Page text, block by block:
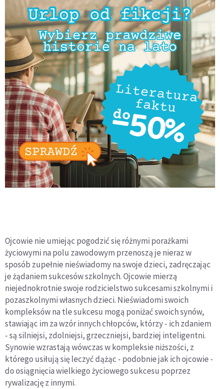
Ojcowie nie umiejąc pogodzić się różnymi porażkami
życiowymi na polu zawodowym przenoszą je nieraz w
sposób zupełnie nieświadomy na swoje dzieci, zadręczając
je żądaniem sukcesów szkolnych. Ojcowie mierzą
niejednokrotnie swoje rodzicielstwo sukcesami szkolnymi i
pozaszkolnymi własnych dzieci. Nieświadomi swoich
kompleksów na tle sukcesu mogą poniżać swoich synów,
stawiając im za wzór innych chłopców, którzy - ich zdaniem
- są silniejsi, zdolniejsi, grzeczniejsi, bardziej inteligentni.
Synowie wzrastają wówczas w kompleksie niższości, z
którego usiłują się leczyć dążąc - podobnie jak ich ojcowie -
do osiągnięcia wielkiego życiowego sukcesu poprzez
rywalizację z innymi.